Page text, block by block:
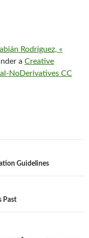
Rodríguez, «
a Creative
NoDerivatives CC
Guidelines
Past